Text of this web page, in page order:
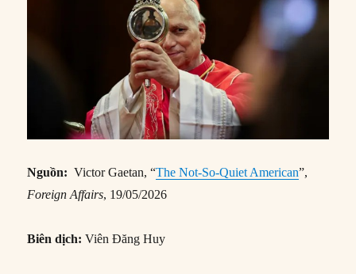
Nguồn: Victor Gaetan, “The Not-So-Quiet American”,
Foreign Affairs, 19/05/2026
Biên dịch:Viên Đăng Huy